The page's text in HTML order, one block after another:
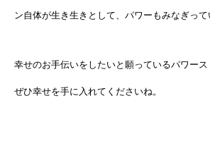
ン自体が生き生きとして、パワーもみなぎって
幸せのお手伝いをしたいと願っているパワース
ぜひ幸せを手に入れてくださいね。